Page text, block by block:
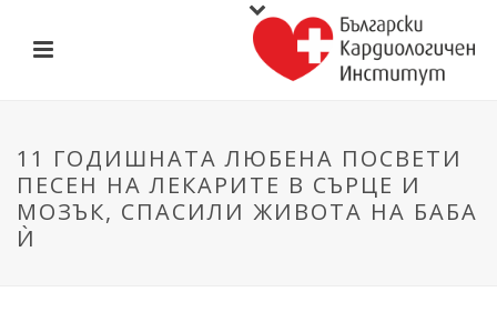
11 ГОДИШНАТА ЛЮБЕНА ПОСВЕТИ
ПЕСЕН НА ЛЕКАРИТЕ В СЪРЦЕ И
МОЗЪК, СПАСИЛИ ЖИВОТА НА БАБА
Ѝ